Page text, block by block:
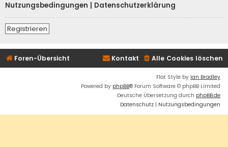
Nutzungsbedingungen
Datenschutzerklärung
Registrieren
Foren-Übersicht Alle Cookies löschen
Kontakt
Flat Style by Ian Bradley
Powered by phpBB® Forum Software © phpBB Limited
Deutsche Übersetzung durch phpBB.de
Datenschutz | Nutzungsbedingungen